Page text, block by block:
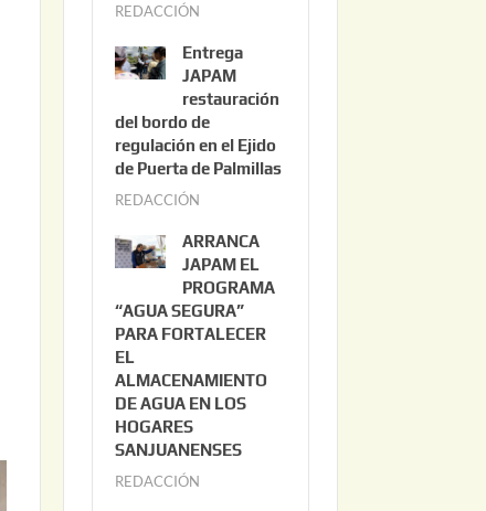
REDACCIÓN
o
s
t
o
3
2
0
2
6
Entrega
JAPAM
restauración
del bordo de
regulación en el Ejido
de Puerta de Palmillas
REDACCIÓN
l
i
o
2
0
ARRANCA
JAPAM EL
PROGRAMA
“AGUA SEGURA”
PARA FORTALECER
EL
ALMACENAMIENTO
DE AGUA EN LOS
HOGARES
SANJUANENSES
REDACCIÓN